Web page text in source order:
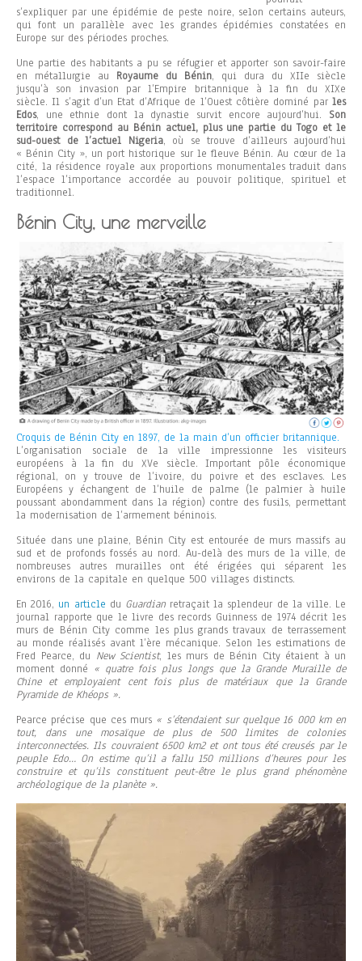
s’expliquer par une épidémie de peste noire, selon certains auteurs,
qui font un parallèle avec les grandes épidémies constatées en
Europe sur des périodes proches.
Une partie des habitants a pu se réfugier et apporter son savoir-faire
en métallurgie au Royaume du Bénin, qui dura du XIIe siècle
jusqu’à son invasion par l’Empire britannique à la fin du XIXe
siècle. Il s’agit d’un Etat d’Afrique de l’Ouest côtière dominé par les
Edos, une ethnie dont la dynastie survit encore aujourd’hui. Son
territoire correspond au Bénin actuel, plus une partie du Togo et le
sud-ouest de l’actuel Nigeria, où se trouve d’ailleurs aujourd’hui
« Bénin City », un port historique sur le fleuve Bénin. Au cœur de la
cité, la résidence royale aux proportions monumentales traduit dans
l’espace l’importance accordée au pouvoir politique, spirituel et
traditionnel.
Bénin City, une merveille
Croquis de Bénin City en 1897, de la main d’un officier britannique.
L’organisation sociale de la ville impressionne les visiteurs
européens à la fin du XVe siècle. Important pôle économique
régional, on y trouve de l’ivoire, du poivre et des esclaves. Les
Européens y échangent de l’huile de palme (le palmier à huile
poussant abondamment dans la région) contre des fusils, permettant
la modernisation de l’armement béninois.
Située dans une plaine, Bénin City est entourée de murs massifs au
sud et de profonds fossés au nord. Au-delà des murs de la ville, de
nombreuses autres murailles ont été érigées qui séparent les
environs de la capitale en quelque 500 villages distincts.
En 2016, un article du Guardianretraçait la splendeur de la ville. Le
journal rapporte que le livre des records Guinness de 1974 décrit les
murs de Bénin City comme les plus grands travaux de terrassement
au monde réalisés avant l’ère mécanique. Selon les estimations de
Fred Pearce, du New Scientist, les murs de Bénin City étaient à un
moment donné « quatre fois plus longs que la Grande Muraille de
Chine et employaient cent fois plus de matériaux que la Grande
Pyramide de Khéops ».
Pearce précise que ces murs « s’étendaient sur quelque 16 000 km en
tout, dans une mosaïque de plus de 500 limites de colonies
interconnectées. Ils couvraient 6500 km2 et ont tous été creusés par le
peuple Edo… On estime qu’il a fallu 150 millions d’heures pour les
construire et qu’ils constituent peut-être le plus grand phénomène
archéologique de la planète ».